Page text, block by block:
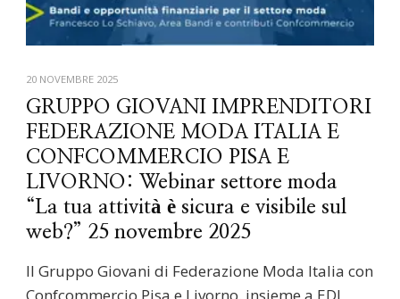
20 NOVEMBRE 2025
GRUPPO GIOVANI IMPRENDITORI
FEDERAZIONE MODA ITALIA E
CONFCOMMERCIO PISA E
LIVORNO: Webinar settore moda
“La tua attività è sicura e visibile sul
web?” 25 novembre 2025
Il Gruppo Giovani di Federazione Moda Italia con